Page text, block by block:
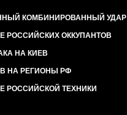
КОМБИНИРОВАННЫЙ УДАР
РОССИЙСКИХ ОККУПАНТОВ
НА КИЕВ
НА РЕГИОНЫ РФ
РОССИЙСКОЙ ТЕХНИКИ